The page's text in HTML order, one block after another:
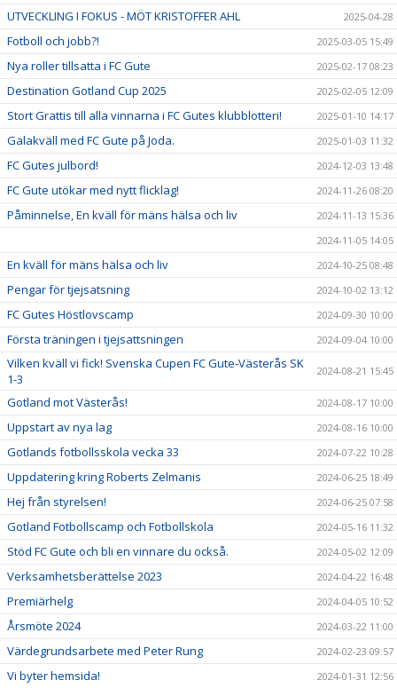
UTVECKLING I FOKUS - MÖT KRISTOFFER AHL 2025-04-28
Fotboll och jobb?! 2025-03-05 15:49
Nya roller tillsatta i FC Gute 2025-02-17 08:23
Destination Gotland Cup 2025 2025-02-05 12:09
Stort Grattis till alla vinnarna i FC Gutes klubblotteri! 2025-01-10 14:17
Galakväll med FC Gute på Joda. 2025-01-03 11:32
FC Gutes julbord! 2024-12-03 13:48
FC Gute utökar med nytt flicklag! 2024-11-26 08:20
Påminnelse, En kväll för mäns hälsa och liv
2024-11-13 15:36
2024-11-05 14:05
En kväll för mäns hälsa och liv 2024-10-25 08:48
Pengar för tjejsatsning 2024-10-02 13:12
FC Gutes Höstlovscamp 2024-09-30 10:00
Första träningen i tjejsattsningen 2024-09-04 10:00
Vilken kväll vi fick! Svenska Cupen FC Gute-Västerås SK
1-3
2024-08-21 15:45
Gotland mot Västerås! 2024-08-17 10:00
Uppstart av nya lag 2024-08-16 10:00
Gotlands fotbollsskola vecka 33 2024-07-22 10:28
Uppdatering kring Roberts Zelmanis 2024-06-25 18:49
Hej från styrelsen! 2024-06-25 07:58
Gotland Fotbollscamp och Fotbollskola 2024-05-16 11:32
Stöd FC Gute och bli en vinnare du också. 2024-05-02 12:09
Verksamhetsberättelse 2023 2024-04-22 16:48
Premiärhelg 2024-04-05 10:52
Årsmöte 2024 2024-03-22 11:00
Värdegrundsarbete med Peter Rung 2024-02-23 09:57
Vi byter hemsida! 2024-01-31 12:56